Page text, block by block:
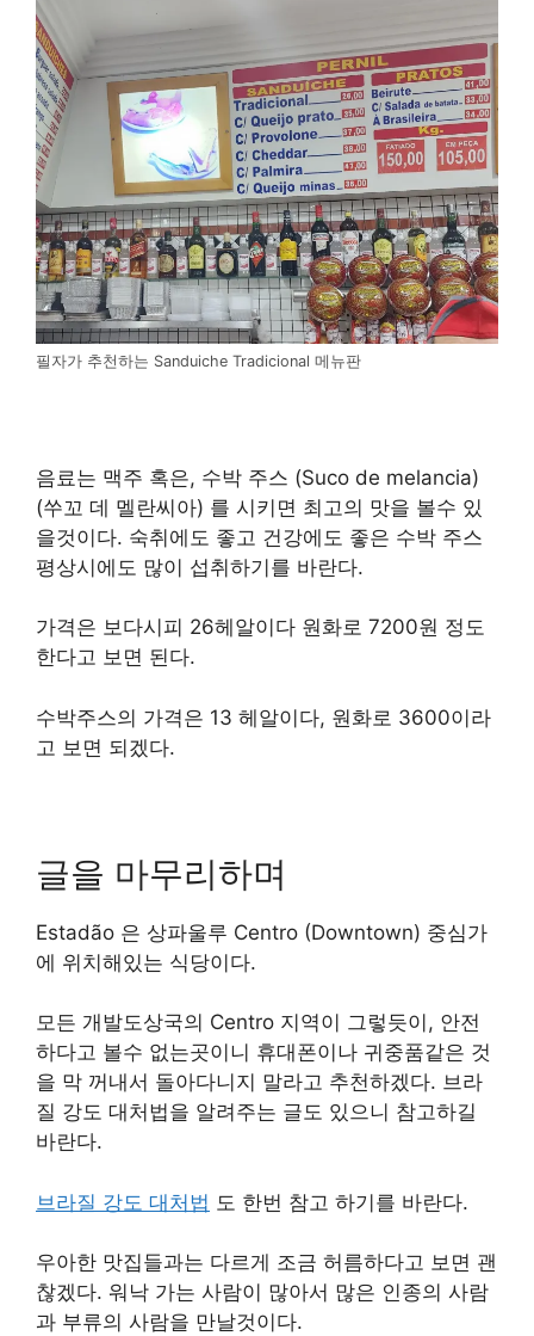
필자가 추천하는 Sanduiche Tradicional 메뉴판
음료는 맥주 혹은, 수박 주스 (Suco de melancia)
(쑤꼬 데 멜란씨아) 를 시키면 최고의 맛을 볼수 있
을것이다. 숙취에도 좋고 건강에도 좋은 수박 주스
평상시에도 많이 섭취하기를 바란다.
가격은 보다시피 26헤알이다 원화로 7200원 정도
한다고 보면 된다.
수박주스의 가격은 13 헤알이다, 원화로 3600이라
고 보면 되겠다.
글을 마무리하며
Estadão 은 상파울루 Centro (Downtown) 중심가
에 위치해있는 식당이다.
모든 개발도상국의 Centro 지역이 그렇듯이, 안전
하다고 볼수 없는곳이니 휴대폰이나 귀중품같은 것
을 막 꺼내서 돌아다니지 말라고 추천하겠다. 브라
질 강도 대처법을 알려주는 글도 있으니 참고하길
바란다.
브라질 강도 대처법 도 한번 참고 하기를 바란다.
우아한 맛집들과는 다르게 조금 허름하다고 보면 괜
찮겠다. 워낙 가는 사람이 많아서 많은 인종의 사람
과 부류의 사람을 만날것이다.